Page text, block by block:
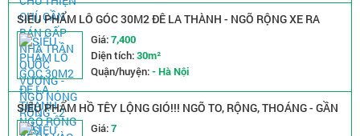
SIÊU PHẨM LÔ GÓC 30M2 ĐÊ LA THÀNH - NGÕ RỘNG XE RA
VÀO THOẢI MÁI - GIÁ CHỈ NHỈNH 7 TỶ
Giá:7,400
Diện tích:30m²
Quận/huyện:- Hà Nội
SIÊU PHẨM HỒ TÊY LỘNG GIÓ!!! NGÕ TO, RỘNG, THOÁNG - GẦN
PHỐ, GẦN Ô TÔGiá:7